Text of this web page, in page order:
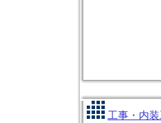
工事・内